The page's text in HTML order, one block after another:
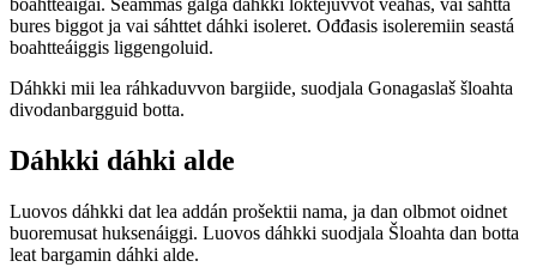
boahtteáigái. Seammás galgá dáhkki loktejuvvot veaháš, vai sáhttá
bures biggot ja vai sáhttet dáhki isoleret. Ođđasis isoleremiin seastá
boahtteáiggis liggengoluid.
Dáhkki mii lea ráhkaduvvon bargiide, suodjala Gonagaslaš šloahta
divodanbargguid botta.
Dáhkki dáhki alde
Luovos dáhkki dat lea addán prošektii nama, ja dan olbmot oidnet
buoremusat huksenáiggi. Luovos dáhkki suodjala Šloahta dan botta
leat bargamin dáhki alde.